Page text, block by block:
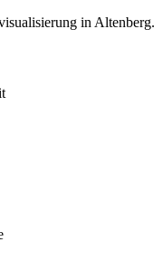
in Altenberg.